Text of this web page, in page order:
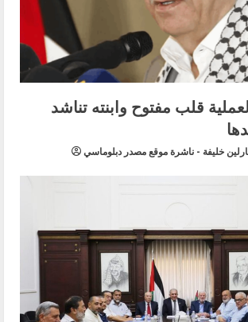
قلب مفتوح وابنته تناشد
خليفة - ناشرة موقع مصدر دبلوماسي